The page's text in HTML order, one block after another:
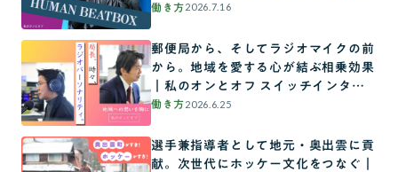
チインタビュー
働き方2026.7.16
郵便局から、そしてラジオマイクの前
から。地域を愛する心が結ぶ相乗効果
｜私のオンとオフ スイッチインタビ
ュー
働き方2026.6.25
選手兼指導者として地元・奥出雲に貢
献。次世代にホッケー文化をつなぐ｜